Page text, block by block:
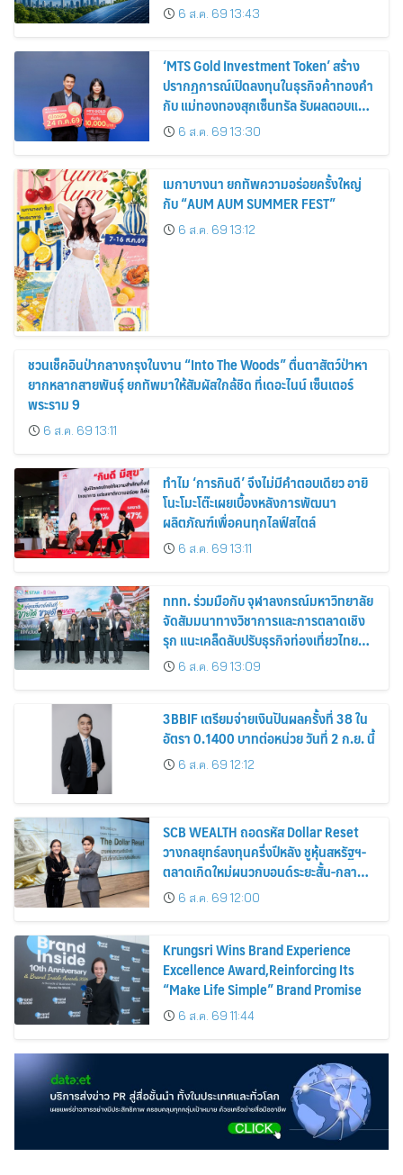
6 ส.ค. 69 13:43
‘MTS Gold Investment Token’ สร้าง
ปรากฏการณ์เปิดลงทุนในธุรกิจค้าทองคำ
กับ แม่ทองทองสุกเซ็นทรัล รับผลตอบแทน
คงที่ 3% ต่อปี
6 ส.ค. 69 13:30
เมกาบางนา ยกทัพความอร่อยครั้งใหญ่
กับ “AUM AUM SUMMER FEST”
6 ส.ค. 69 13:12
ชวนเช็คอินป่ากลางกรุงในงาน “Into The Woods” ตื่นตาสัตว์ป่าหา
ยากหลากสายพันธุ์ ยกทัพมาให้สัมผัสใกล้ชิด ที่เดอะไนน์ เซ็นเตอร์
พระราม 9
6 ส.ค. 69 13:11
ทำไม ‘การกินดี’ จึงไม่มีคำตอบเดียว อายิ
โนะโมะโต๊ะเผยเบื้องหลังการพัฒนา
ผลิตภัณฑ์เพื่อคนทุกไลฟ์สไตล์
6 ส.ค. 69 13:11
ททท. ร่วมมือกับ จุฬาลงกรณ์มหาวิทยาลัย
จัดสัมมนาทางวิชาการและการตลาดเชิง
รุก แนะเคล็ดลับปรับธุรกิจท่องเที่ยวไทย
“ขายได้ ขายดี ขายนาน”
6 ส.ค. 69 13:09
3BBIF เตรียมจ่ายเงินปันผลครั้งที่ 38 ใน
อัตรา 0.1400 บาทต่อหน่วย วันที่ 2 ก.ย. นี้
6 ส.ค. 69 12:12
SCB WEALTH ถอดรหัส Dollar Reset
วางกลยุทธ์ลงทุนครึ่งปีหลัง ชูหุ้นสหรัฐฯ-
ตลาดเกิดใหม่ผนวกบอนด์ระยะสั้น-กลาง
เสริมพอร์ตแกร่ง
6 ส.ค. 69 12:00
Krungsri Wins Brand Experience
Excellence Award,Reinforcing Its
“Make Life Simple” Brand Promise
6 ส.ค. 69 11:44